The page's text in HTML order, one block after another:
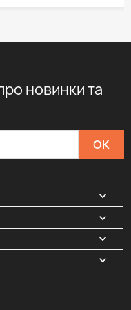
новинки та


keyboard_arrow_down
keyboard_arrow_down